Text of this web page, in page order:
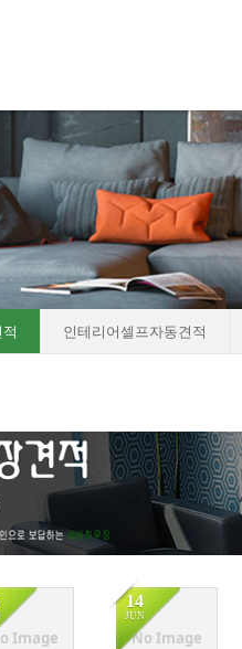
인테리어셀프자동견적
Image No Image
14
JUN
5
북5
5
북5